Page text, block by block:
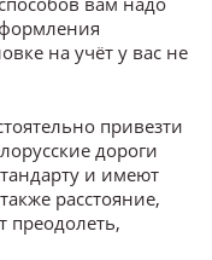
на учёт у вас не
привезти
дороги
и имеют
расстояние,
преодолеть,